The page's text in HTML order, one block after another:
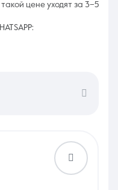
цене уходят за 3–5